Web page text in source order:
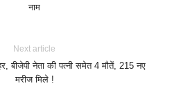
नाम
Next article
बीजेपी नेता की पत्नी समेत 4 मौतें, 215 नए
मरीज मिले !